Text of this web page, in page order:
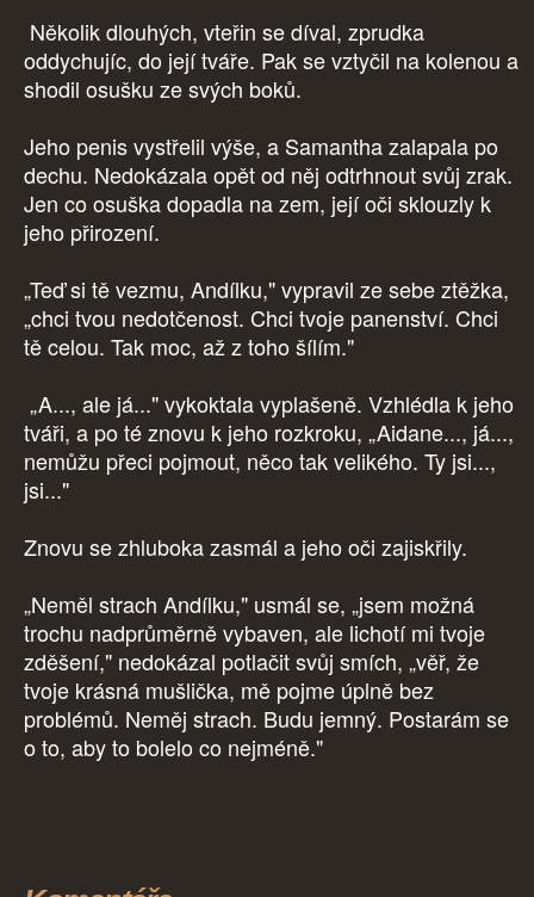
Několik dlouhých, vteřin se díval, zprudka
oddychujíc, do její tváře. Pak se vztyčil na kolenou a
shodil osušku ze svých boků.
Jeho penis vystřelil výše, a Samantha zalapala po
dechu. Nedokázala opět od něj odtrhnout svůj zrak.
Jen co osuška dopadla na zem, její oči sklouzly k
jeho přirození.
„Teď si tě vezmu, Andílku," vypravil ze sebe ztěžka,
„chci tvou nedotčenost. Chci tvoje panenství. Chci
tě celou. Tak moc, až z toho šílím."
„A..., ale já..." vykoktala vyplašeně. Vzhlédla k jeho
tváři, a po té znovu k jeho rozkroku, „Aidane..., já...,
nemůžu přeci pojmout, něco tak velikého. Ty jsi...,
jsi..."
Znovu se zhluboka zasmál a jeho oči zajiskřily.
„Neměl strach Andílku," usmál se, „jsem možná
trochu nadprůměrně vybaven, ale lichotí mi tvoje
zděšení," nedokázal potlačit svůj smích, „věř, že
tvoje krásná mušlička, mě pojme úplně bez
problémů. Neměj strach. Budu jemný. Postarám se
o to, aby to bolelo co nejméně."